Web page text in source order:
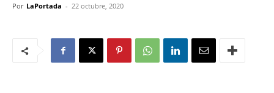
Por LaPortada - 22 octubre, 2020